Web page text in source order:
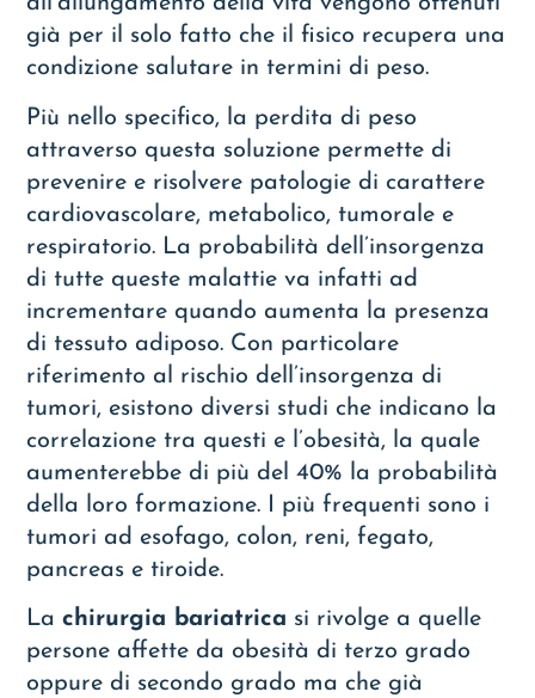
già per il solo fatto che il fisico recupera una
condizione salutare in termini di peso.
Più nello specifico, la perdita di peso
attraverso questa soluzione permette di
prevenire e risolvere patologie di carattere
cardiovascolare, metabolico, tumorale e
respiratorio. La probabilità dell’insorgenza
di tutte queste malattie va infatti ad
incrementare quando aumenta la presenza
di tessuto adiposo. Con particolare
riferimento al rischio dell’insorgenza di
tumori, esistono diversi studi che indicano la
correlazione tra questi e l’obesità, la quale
aumenterebbe di più del 40% la probabilità
della loro formazione. I più frequenti sono i
tumori ad esofago, colon, reni, fegato,
pancreas e tiroide.
Lachirurgia bariatrica si rivolge a quelle
persone affette da obesità di terzo grado
oppure di secondo grado ma che già